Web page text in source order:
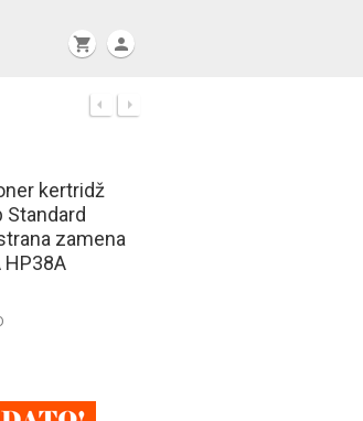
shopping_cart person
kertridž
Standard
zamena
HP38A